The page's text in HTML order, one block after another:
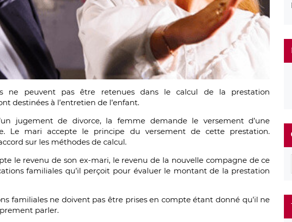
ne peuvent pas être retenues dans le calcul de la prestation
destinées à l’entretien de l’enfant.
jugement de divorce, la femme demande le versement d’une
Le mari accepte le principe du versement de cette prestation.
sur les méthodes de calcul.
le revenu de son ex-mari, le revenu de la nouvelle compagne de ce
familiales qu’il perçoit pour évaluer le montant de la prestation
familiales ne doivent pas être prises en compte étant donné qu’il ne
parler.